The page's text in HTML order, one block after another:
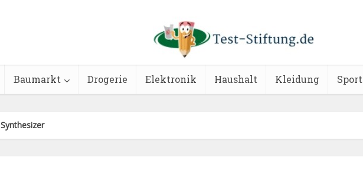
Baumarkt Drogerie Elektronik Haushalt Kleidung
Synthesizer